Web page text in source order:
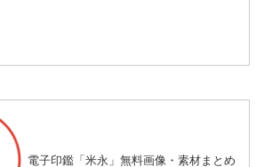
電子印鑑「米永」無料画像・素材まとめ